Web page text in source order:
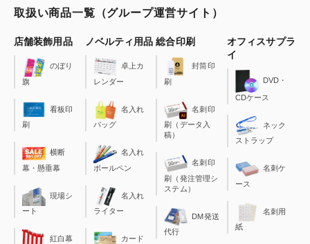
取扱い商品一覧（グループ運営サイト）
店舗装飾用品
のぼり
旗
看板印
刷
横断
幕・懸垂幕
現場シ
ート
紅白幕
ノベルティ用品
卓上カ
レンダー
名入れ
バッグ
名入れ
ボールペン
名入れ
ライター
カード
総合印刷
封筒印
刷
名刺印
刷（データ入
稿）
名刺印
刷（発注管理シ
ステム）
DM発送
代行
オフィスサプラ
イ
DVD・
CDケース
ネック
ストラップ
名刺ケ
ース
名刺用
紙